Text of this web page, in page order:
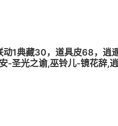
动1典藏30，道具皮68，
-圣光之谕,巫铃儿-镜花辞,